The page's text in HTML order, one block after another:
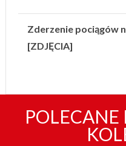
Zderzenie pociągów
[ZDJĘCIA]
POLECANE